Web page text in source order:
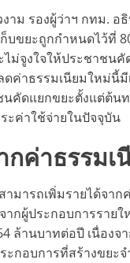
าม รองผู้ว่าฯ กทม. อ
บขยะถูกกำหนดไว้ที่
ไม่จูงใจให้ประชาชนคั
ดค่าธรรมเนียมใหม่นี้มี
นคัดแยกขยะตั้งแต่ต้น
ะค่าใช้จ่ายในปัจจุบัน
กค่าธรรม
มารถเพิ่มรายได้จาก
ากผู้ประกอบการรายใ
ล้านบาทต่อปี เนื่องจ
ะกอบการที่สร้างขยะ